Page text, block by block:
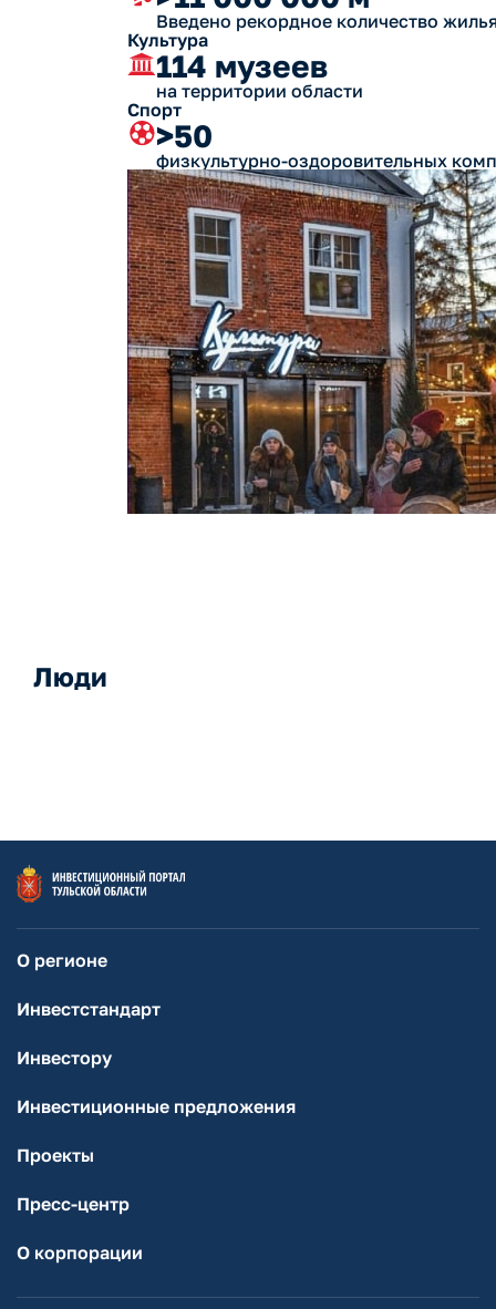
Введено рекордное количество
Культура
114 музеев
на территории области
Спорт
>50
физкультурно-оздоровительных
Люди
О регионе
Инвестстандарт
Инвестору
Инвестиционные предложения
Проекты
Пресс-центр
О корпорации